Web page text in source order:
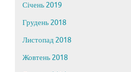
Січень 2019
Грудень 2018
Листопад 2018
Жовтень 2018